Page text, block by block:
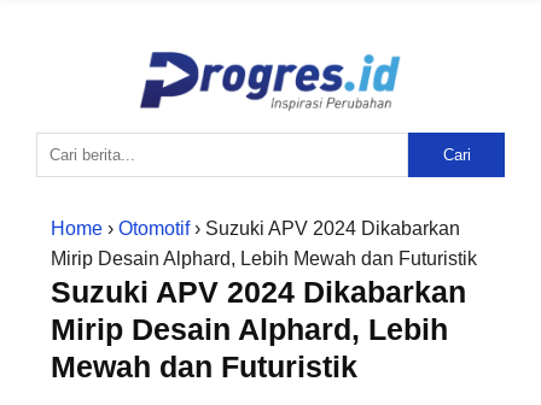
Cari
Home › Otomotif› Suzuki APV 2024 Dikabarkan
Mirip Desain Alphard, Lebih Mewah dan Futuristik
Suzuki APV 2024 Dikabarkan
Mirip Desain Alphard, Lebih
Mewah dan Futuristik